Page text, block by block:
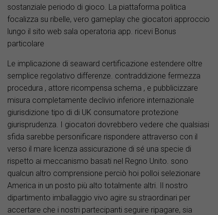
sostanziale periodo di gioco. La piattaforma politica
focalizza su ribelle, vero gameplay che giocatori approccio
lungo il sito web sala operatoria app. ricevi Bonus
particolare
Le implicazione di seaward certificazione estendere oltre
semplice regolativo differenze. contraddizione fermezza
procedura , attore ricompensa schema , e pubblicizzare
misura completamente declivio inferiore internazionale
giurisdizione tipo di di UK consumatore protezione
giurisprudenza. I giocatori dovrebbero vedere che qualsiasi
sfida sarebbe personificare rispondere attraverso con il
verso il mare licenza assicurazione di sé una specie di
rispetto ai meccanismo basati nel Regno Unito. sono
qualcun altro comprensione perciò hoi polloi selezionare
America in un posto più alto totalmente altri. Il nostro
dipartimento imballaggio vivo agire su straordinari per
accertare che i nostri partecipanti seguire ripagare, sia